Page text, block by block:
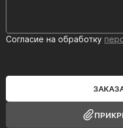
Согласие на обработку